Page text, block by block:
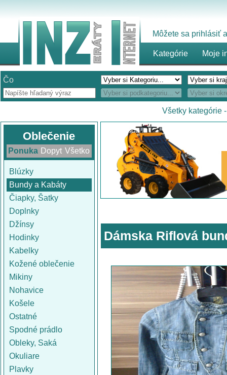
Môžete sa prihlásiť
Kategórie Moje
Čo
Všetky kategórie
Oblečenie
Ponuka Dopyt Všetko
Blúzky
Bundy a Kabáty
Čiapky, Šatky
Doplnky
Džínsy
Hodinky
Kabelky
Kožené oblečenie
Mikiny
Nohavice
Košele
Ostatné
Spodné prádlo
Obleky, Saká
Okuliare
Plavky
Dámska Riflová